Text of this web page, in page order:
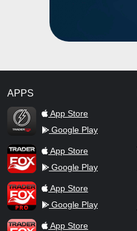
APPS
TraderFox Flash
App Store
Google Play
TraderFox AppApp Store
Google Play
TraderFox ProApp Store
Google Play
TraderFox dpa-AFX ProFeed
App Store